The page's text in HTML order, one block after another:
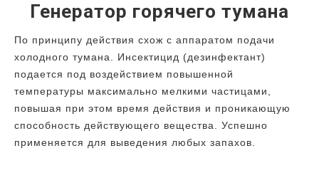
Генератор горячего тумана
По принципу действия схож с аппаратом подачи
холодного тумана. Инсектицид (дезинфектант)
подается под воздействием повышенной
температуры максимально мелкими частицами,
повышая при этом время действия и проникающую
способность действующего вещества. Успешно
применяется для выведения любых запахов.